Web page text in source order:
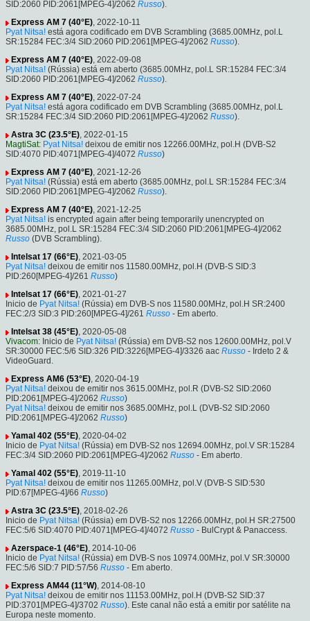
SID:2060 PID:2061[MPEG-4]/2062 Russo).
Express AM 7 (40°E), 2022-10-11
Pyat Nitsa! está agora codificado em DVB Scrambling (3685.00MHz, pol.L
SR:15284 FEC:3/4 SID:2060 PID:2061[MPEG-4]/2062 Russo).
Express AM 7 (40°E), 2022-09-08
Pyat Nitsa! (Rússia) está em aberto (3685.00MHz, pol.L SR:15284 FEC:3/4
SID:2060 PID:2061[MPEG-4]/2062 Russo).
Express AM 7 (40°E), 2022-07-24
Pyat Nitsa! está agora codificado em DVB Scrambling (3685.00MHz, pol.L
SR:15284 FEC:3/4 SID:2060 PID:2061[MPEG-4]/2062 Russo).
Astra 3C (23.5°E), 2022-01-15
MagtiSat: Pyat Nitsa! deixou de emitir nos 12266.00MHz, pol.H (DVB-S2
SID:4070 PID:4071[MPEG-4]/4072 Russo)
Express AM 7 (40°E), 2021-12-26
Pyat Nitsa! (Rússia) está em aberto (3685.00MHz, pol.L SR:15284 FEC:3/4
SID:2060 PID:2061[MPEG-4]/2062 Russo).
Express AM 7 (40°E), 2021-12-25
Pyat Nitsa! is encrypted again after being temporarily unencrypted on
3685.00MHz, pol.L SR:15284 FEC:3/4 SID:2060 PID:2061[MPEG-4]/2062
Russo (DVB Scrambling).
Intelsat 17 (66°E), 2021-03-05
Pyat Nitsa! deixou de emitir nos 11580.00MHz, pol.H (DVB-S SID:3
PID:260[MPEG-4]/261 Russo)
Intelsat 17 (66°E), 2021-01-27
Inicio de Pyat Nitsa! (Rússia) em DVB-S nos 11580.00MHz, pol.H SR:2400
FEC:2/3 SID:3 PID:260[MPEG-4]/261 Russo - Em aberto.
Intelsat 38 (45°E), 2020-05-08
Vivacom: Inicio de Pyat Nitsa! (Rússia) em DVB-S2 nos 12600.00MHz, pol.V
SR:30000 FEC:5/6 SID:326 PID:3226[MPEG-4]/3326 aac Russo - Irdeto 2 &
VideoGuard.
Express AM6 (53°E), 2020-04-19
Pyat Nitsa! deixou de emitir nos 3615.00MHz, pol.R (DVB-S2 SID:2060
PID:2061[MPEG-4]/2062 Russo)
Pyat Nitsa! deixou de emitir nos 3685.00MHz, pol.L (DVB-S2 SID:2060
PID:2061[MPEG-4]/2062 Russo)
Yamal 402 (55°E), 2020-04-02
Inicio de Pyat Nitsa! (Rússia) em DVB-S2 nos 12694.00MHz, pol.V SR:15284
FEC:3/4 SID:2060 PID:2061[MPEG-4]/2062 Russo - Em aberto.
Yamal 402 (55°E), 2019-11-10
Pyat Nitsa! deixou de emitir nos 11265.00MHz, pol.V (DVB-S SID:530
PID:67[MPEG-4]/66 Russo)
Astra 3C (23.5°E), 2018-02-26
Inicio de Pyat Nitsa! (Rússia) em DVB-S2 nos 12266.00MHz, pol.H SR:27500
FEC:5/6 SID:4070 PID:4071[MPEG-4]/4072 Russo - BulCrypt & Panaccess.
Azerspace-1 (46°E), 2014-10-06
Inicio de Pyat Nitsa! (Rússia) em DVB-S nos 10974.00MHz, pol.V SR:30000
FEC:5/6 SID:7 PID:57/56 Russo - Em aberto.
Express AM44 (11°W), 2014-08-10
Pyat Nitsa! deixou de emitir nos 11153.00MHz, pol.H (DVB-S2 SID:37
PID:3701[MPEG-4]/3702 Russo). Este canal não está a emitir por satélite na
Europa neste momento.